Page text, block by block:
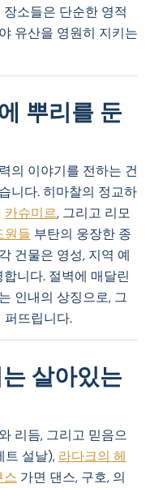
소들은 단순한 영적
유산을 영원히 지키는
뿌리를 둔
의 이야기를 전하는 건
니다. 히마찰의 정교하
카슈미르, 그리고 리모
원들 부탄의 웅장한 종
건물은 영성, 지역 예
니다. 절벽에 매달린
인내의 상징으로, 그
퍼뜨립니다.
살아있는
리듬, 그리고 믿음으
트 설날), 라다크의 헤
스 가면 댄스, 구호, 의